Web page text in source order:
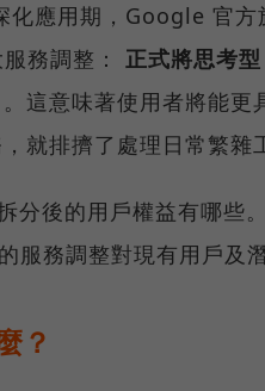
化應用期，Google 官
務調整： 正式將思考
。這意味著使用者將能更
就排擠了處理日常繁雜
分後的用戶權益有哪些
服務調整對現有用戶及
？